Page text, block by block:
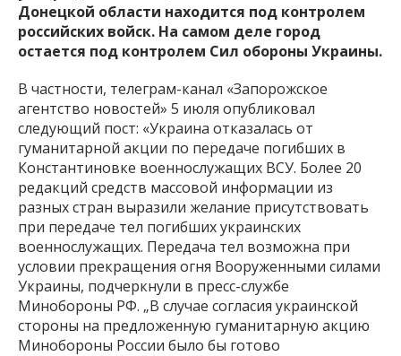
Донецкой области находится под контролем
российских войск. На самом деле город
остается под контролем Сил обороны Украины.
В частности, телеграм-канал «Запорожское
агентство новостей» 5 июля опубликовал
следующий пост: «Украина отказалась от
гуманитарной акции по передаче погибших в
Константиновке военнослужащих ВСУ. Более 20
редакций средств массовой информации из
разных стран выразили желание присутствовать
при передаче тел погибших украинских
военнослужащих. Передача тел возможна при
условии прекращения огня Вооруженными силами
Украины, подчеркнули в пресс-службе
Минобороны РФ. „В случае согласия украинской
стороны на предложенную гуманитарную акцию
Минобороны России было бы готово